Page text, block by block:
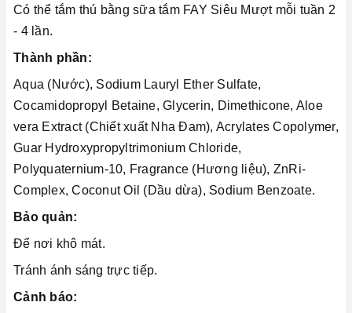
Có thể tắm thú bằng sữa tắm FAY Siêu Mượt mỗi tuần 2
- 4 lần.
Thành phần:
Aqua (Nước), Sodium Lauryl Ether Sulfate,
Cocamidopropyl Betaine, Glycerin, Dimethicone, Aloe
vera Extract (Chiết xuất Nha Đam), Acrylates Copolymer,
Guar Hydroxypropyltrimonium Chloride,
Polyquaternium-10, Fragrance (Hương liệu), ZnRi-
Complex, Coconut Oil (Dầu dừa), Sodium Benzoate.
Bảo quản:
Để nơi khô mát.
Tránh ánh sáng trực tiếp.
Cảnh báo: